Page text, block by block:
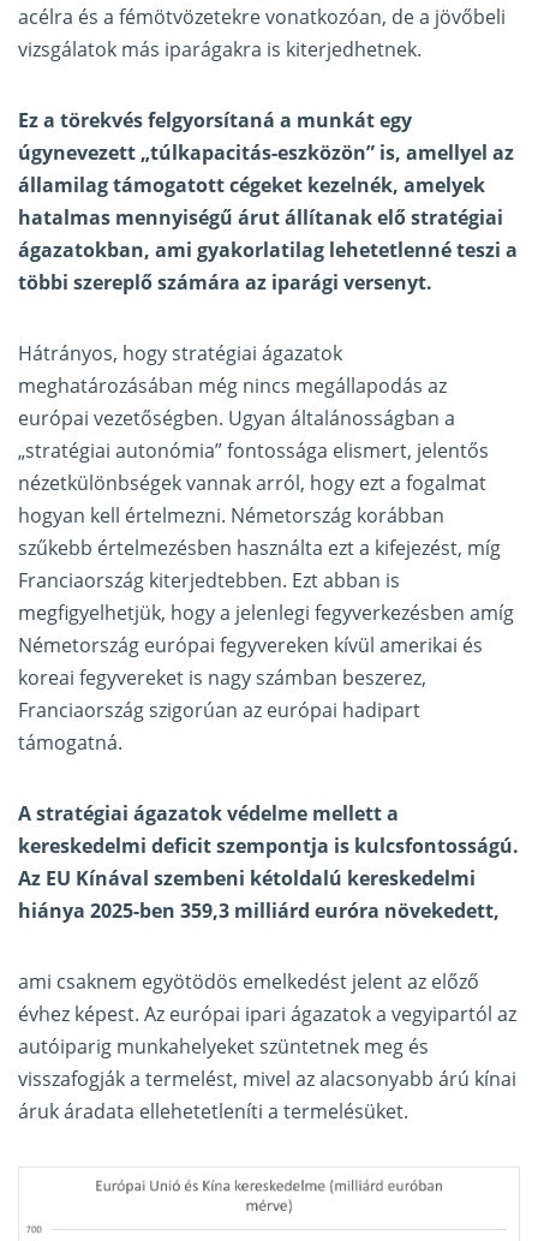
acélra és a fémötvözetekre vonatkozóan, de a jövőbeli
vizsgálatok más iparágakra is kiterjedhetnek.
Ez a törekvés felgyorsítaná a munkát egy
úgynevezett „túlkapacitás-eszközön” is, amellyel az
államilag támogatott cégeket kezelnék, amelyek
hatalmas mennyiségű árut állítanak elő stratégiai
ágazatokban, ami gyakorlatilag lehetetlenné teszi a
többi szereplő számára az iparági versenyt.
Hátrányos, hogy stratégiai ágazatok
meghatározásában még nincs megállapodás az
európai vezetőségben. Ugyan általánosságban a
„stratégiai autonómia” fontossága elismert, jelentős
nézetkülönbségek vannak arról, hogy ezt a fogalmat
hogyan kell értelmezni. Németország korábban
szűkebb értelmezésben használta ezt a kifejezést, míg
Franciaország kiterjedtebben. Ezt abban is
megfigyelhetjük, hogy a jelenlegi fegyverkezésben amíg
Németország európai fegyvereken kívül amerikai és
koreai fegyvereket is nagy számban beszerez,
Franciaország szigorúan az európai hadipart
támogatná.
A stratégiai ágazatok védelme mellett a
kereskedelmi deficit szempontja is kulcsfontosságú.
Az EU Kínával szembeni kétoldalú kereskedelmi
hiánya 2025-ben 359,3 milliárd euróra növekedett,
ami csaknem egyötödös emelkedést jelent az előző
évhez képest. Az európai ipari ágazatok a vegyipartól az
autóiparig munkahelyeket szüntetnek meg és
visszafogják a termelést, mivel az alacsonyabb árú kínai
áruk áradata ellehetetleníti a termelésüket.